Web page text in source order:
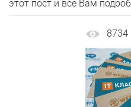
этот пост и все Вам
8734